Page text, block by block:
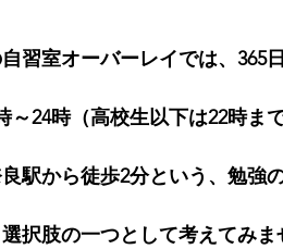
習室オーバーレイでは、365
～24時（高校生以下は22時まで
駅から徒歩2分という、勉強
択肢の一つとして考えてみま